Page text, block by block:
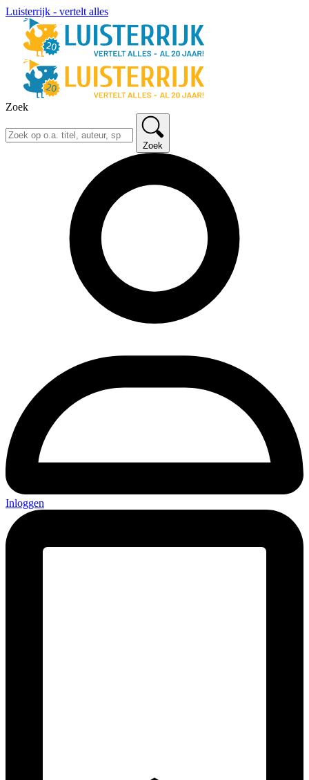
Luisterrijk - vertelt alles
Zoek
Zoek
Inloggen